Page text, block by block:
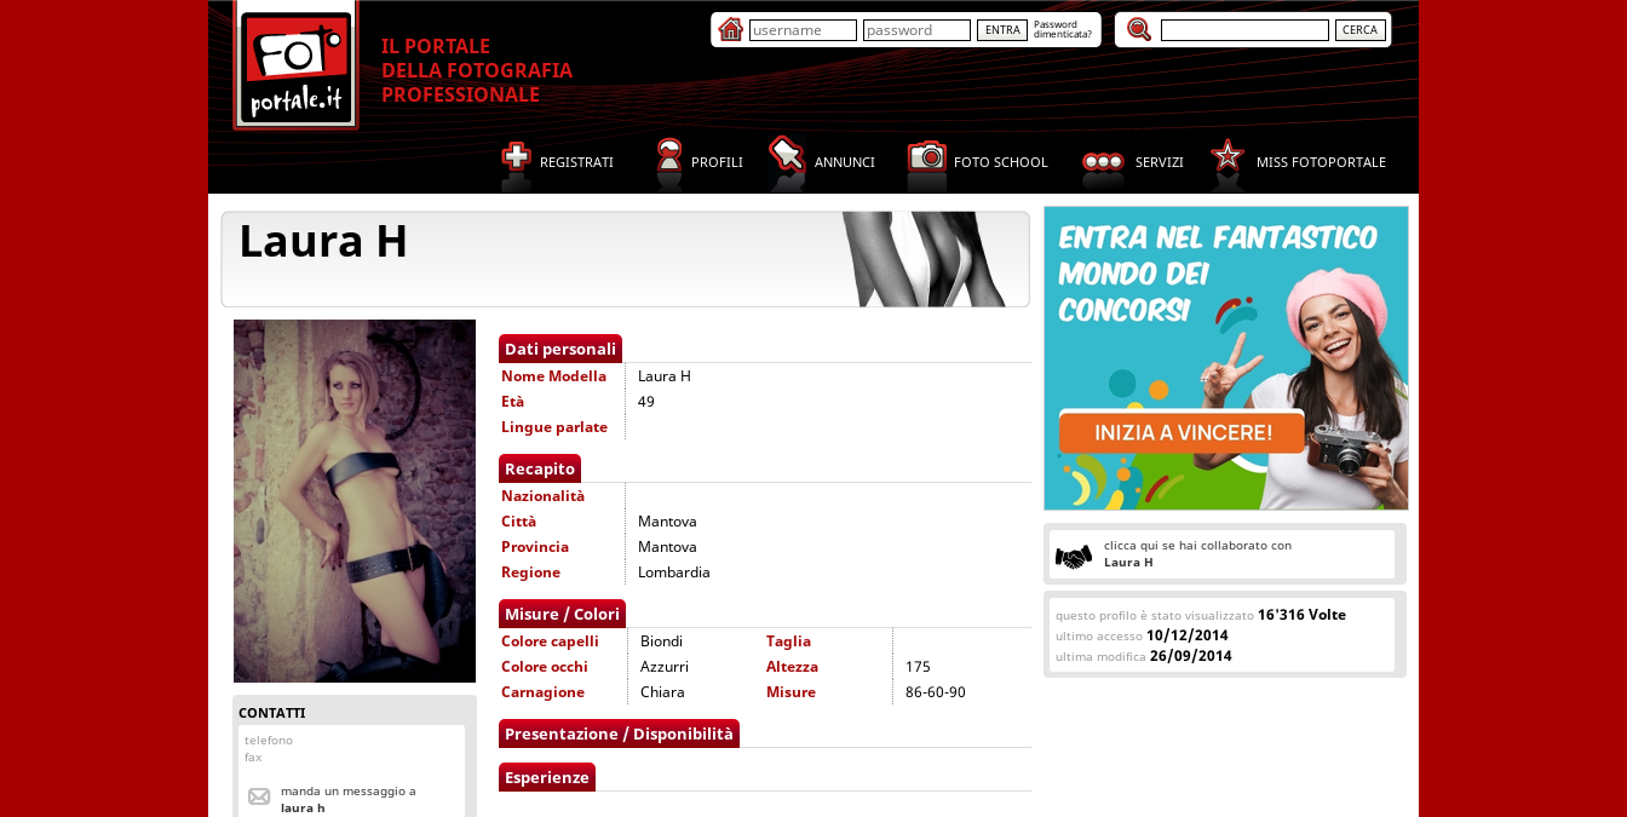
IL PORTALE
DELLA FOTOGRAFIA
PROFESSIONALE
Password
dimenticata?
REGISTRATI PROFILI ANNUNCI FOTO SCHOOL SERVIZI MISS FOTOPORTALE
Laura H
CONTATTI
telefono
fax
manda un messaggio a
laura h
Dati personali
Nome Modella
Laura H
Età
49
Lingue parlate
Recapito
Nazionalità
Città
Mantova
Provincia
Mantova
Regione
Lombardia
Misure / Colori
Colore capelli Biondi
Taglia
Colore occhi
Azzurri Altezza
175
Carnagione
Chiara Misure 86-60-90
Presentazione / Disponibilità
Esperienze
clicca qui se hai collaborato con
Laura H
questo profilo è stato visualizzato 16'316 Volte
ultimo accesso 10/12/2014
ultima modifica 26/09/2014